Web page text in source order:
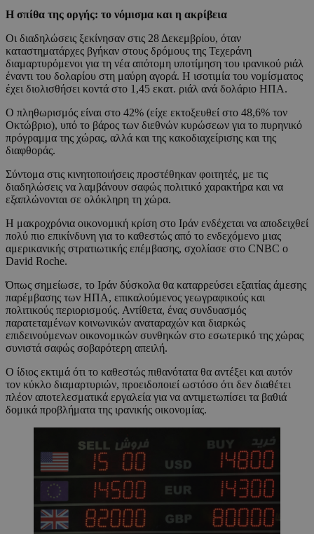
Η σπίθα της οργής: το νόμισμα και η ακρίβεια
Οι διαδηλώσεις ξεκίνησαν στις 28 Δεκεμβρίου, όταν
καταστηματάρχες βγήκαν στους δρόμους της Τεχεράνη
διαμαρτυρόμενοι για τη νέα απότομη υποτίμηση του ιρανικού ριάλ
έναντι του δολαρίου στη μαύρη αγορά. Η ισοτιμία του νομίσματος
έχει διολισθήσει κοντά στο 1,45 εκατ. ριάλ ανά δολάριο ΗΠΑ.
Ο πληθωρισμός είναι στο 42% (είχε εκτοξευθεί στο 48,6% τον
Οκτώβριο), υπό το βάρος των διεθνών κυρώσεων για το πυρηνικό
πρόγραμμα της χώρας, αλλά και της κακοδιαχείρισης και της
διαφθοράς.
Σύντομα στις κινητοποιήσεις προστέθηκαν φοιτητές, με τις
διαδηλώσεις να λαμβάνουν σαφώς πολιτικό χαρακτήρα και να
εξαπλώνονται σε ολόκληρη τη χώρα.
Η μακροχρόνια οικονομική κρίση στο Ιράν ενδέχεται να αποδειχθεί
πολύ πιο επικίνδυνη για το καθεστώς από το ενδεχόμενο μιας
αμερικανικής στρατιωτικής επέμβασης, σχολίασε στο CNBC ο
David Roche.
Όπως σημείωσε, το Ιράν δύσκολα θα καταρρεύσει εξαιτίας άμεσης
παρέμβασης των ΗΠΑ, επικαλούμενος γεωγραφικούς και
πολιτικούς περιορισμούς. Αντίθετα, ένας συνδυασμός
παρατεταμένων κοινωνικών αναταραχών και διαρκώς
επιδεινούμενων οικονομικών συνθηκών στο εσωτερικό της χώρας
συνιστά σαφώς σοβαρότερη απειλή.
Ο ίδιος εκτιμά ότι το καθεστώς πιθανότατα θα αντέξει και αυτόν
τον κύκλο διαμαρτυριών, προειδοποιεί ωστόσο ότι δεν διαθέτει
πλέον αποτελεσματικά εργαλεία για να αντιμετωπίσει τα βαθιά
δομικά προβλήματα της ιρανικής οικονομίας.